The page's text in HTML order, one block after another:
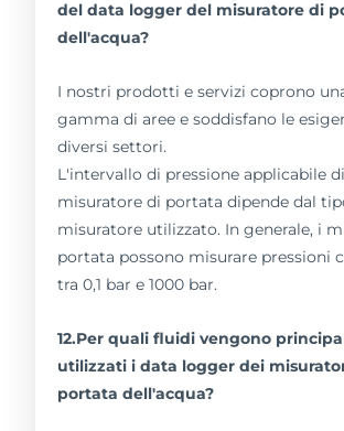
del data logger del misuratore di
dell'acqua?
I nostri prodotti e servizi coprono
gamma di aree e soddisfano le
diversi settori.
L'intervallo di pressione applicabile
misuratore di portata dipende dal
misuratore utilizzato. In generale, i
portata possono misurare pressioni
tra 0,1 bar e 1000 bar.
12.Per quali fluidi vengono
utilizzati i data logger dei
portata dell'acqua?